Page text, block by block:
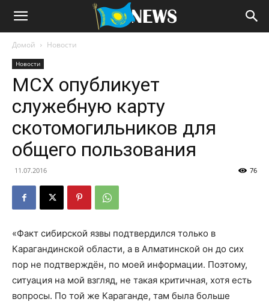
Домой Новости
Новости
МСХ опубликует
служебную карту
скотомогильников для
общего пользования
11.07.2016 76
«Факт сибирской язвы подтвердился только в
Карагандинской области, а в Алматинской он до сих
пор не подтверждён, по моей информации. Поэтому,
ситуация на мой взгляд, не такая критичная, хотя есть
вопросы. По той же Караганде, там была больше